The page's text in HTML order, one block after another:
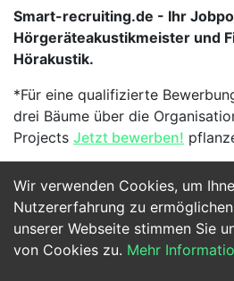
Wir verwenden Cookies, um
Nutzererfahrung zu
unserer Webseite stimmen Sie
von Cookies zu. Mehr
Smart-recruiting.de - Ihr
Hörgeräteakustikmeister und
Hörakustik.
*Für eine qualifizierte
drei Bäume über die
Projects Jetzt bewerben!
Jetzt